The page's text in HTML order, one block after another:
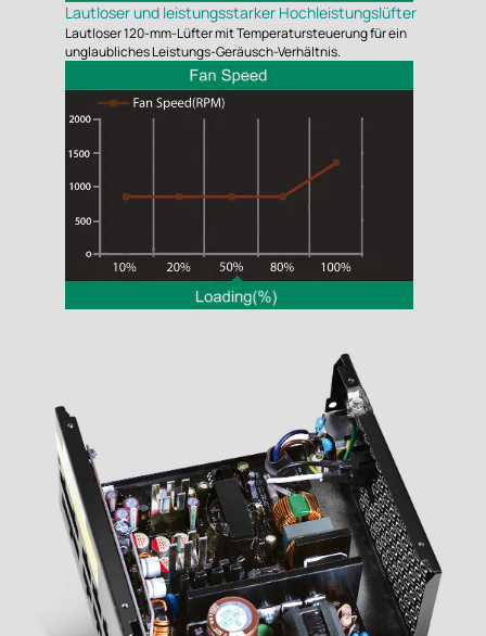
Lautloser und leistungsstarker Hochleistungslüfter
Lautloser 120-mm-Lüfter mit Temperatursteuerung für ein
unglaubliches Leistungs-Geräusch-Verhältnis.